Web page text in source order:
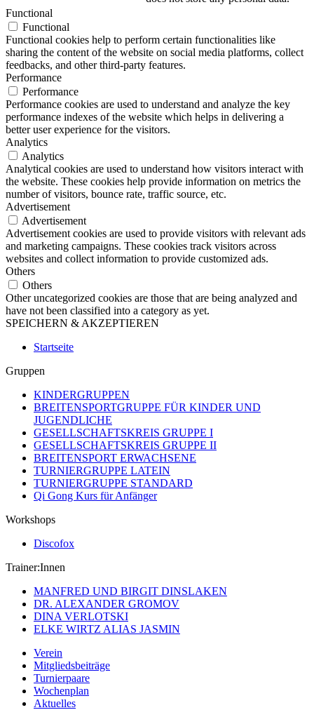
Functional
Functional
Functional cookies help to perform certain functionalities like
sharing the content of the website on social media platforms, collect
feedbacks, and other third-party features.
Performance
Performance
Performance cookies are used to understand and analyze the key
performance indexes of the website which helps in delivering a
better user experience for the visitors.
Analytics
Analytics
Analytical cookies are used to understand how visitors interact with
the website. These cookies help provide information on metrics the
number of visitors, bounce rate, traffic source, etc.
Advertisement
Advertisement
Advertisement cookies are used to provide visitors with relevant ads
and marketing campaigns. These cookies track visitors across
websites and collect information to provide customized ads.
Others
Others
Other uncategorized cookies are those that are being analyzed and
have not been classified into a category as yet.
SPEICHERN & AKZEPTIEREN
Startseite
Gruppen
KINDERGRUPPEN
BREITENSPORTGRUPPE FÜR KINDER UND
JUGENDLICHE
GESELLSCHAFTSKREIS GRUPPE I
GESELLSCHAFTSKREIS GRUPPE II
BREITENSPORT ERWACHSENE
TURNIERGRUPPE LATEIN
TURNIERGRUPPE STANDARD
Qi Gong Kurs für Anfänger
Workshops
Discofox
Trainer:Innen
MANFRED UND BIRGIT DINSLAKEN
DR. ALEXANDER GROMOV
DINA VERLOTSKI
ELKE WIRTZ ALIAS JASMIN
Verein
Mitgliedsbeiträge
Turnierpaare
Wochenplan
Aktuelles